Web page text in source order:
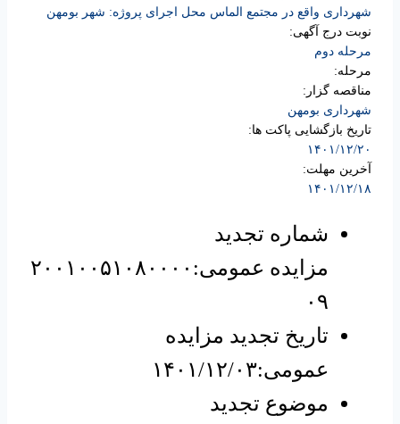
شهرداری واقع در مجتمع الماس محل اجرای پروژه: شهر بومهن
نوبت درج آگهی:
مرحله دوم
مرحله:
مناقصه گزار:
شهرداری بومهن
تاریخ بازگشایی پاکت ها:
۱۴۰۱/۱۲/۲۰
آخرین مهلت:
۱۴۰۱/۱۲/۱۸
شماره تجدید
مزایده عمومی:۲۰۰۱۰۰۵۱۰۸۰۰۰۰
۰۹
تاریخ تجدید مزایده
عمومی:۱۴۰۱/۱۲/۰۳
موضوع تجدید